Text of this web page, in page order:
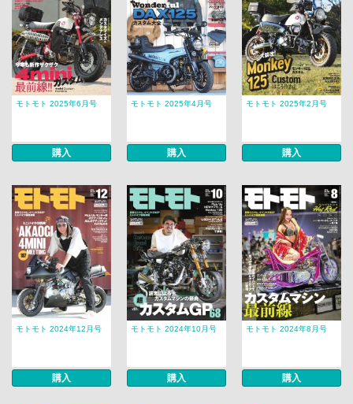
モトモト 2025年6月号
購入
モトモト 2025年4月号
購入
モトモト 2025年2月号
購入
モトモト 2024年12月号
購入
モトモト 2024年10月号
購入
モトモト 2024年8月号
購入